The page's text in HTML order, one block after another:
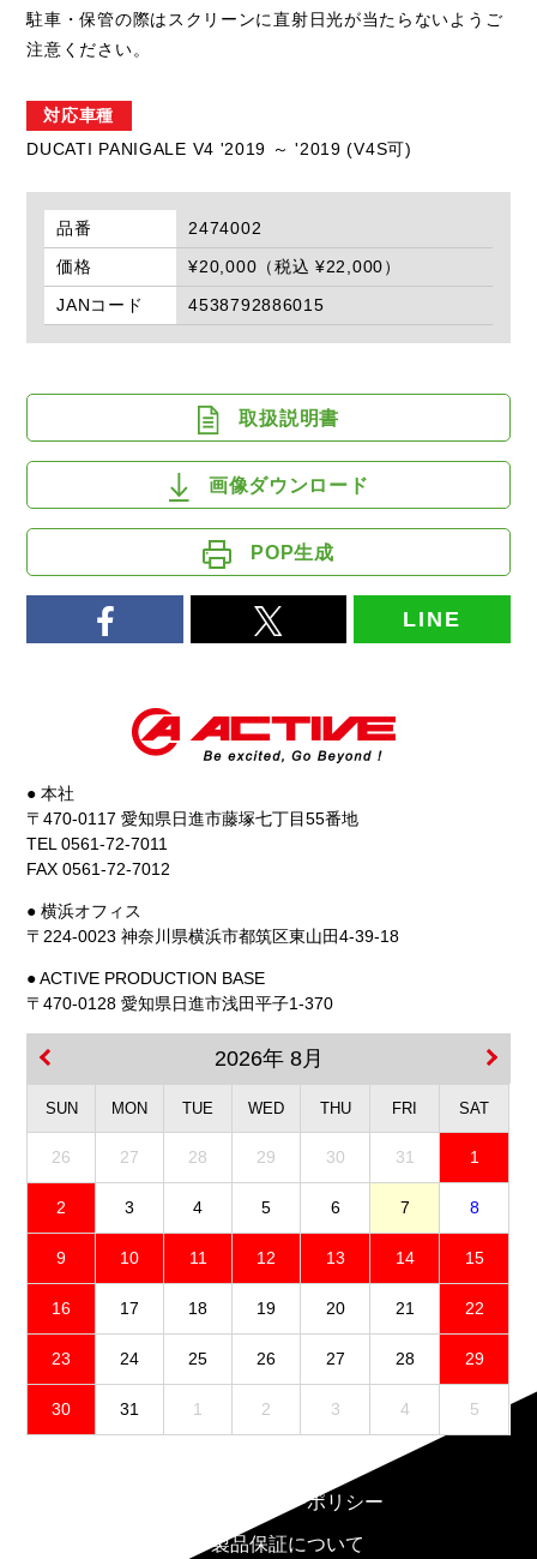
駐車・保管の際はスクリーンに直射日光が当たらないようご
注意ください。
対応車種
DUCATI PANIGALE V4 '2019 ～ '2019 (V4S可)
品番
2474002
価格
¥20,000（税込 ¥22,000）
JANコード
4538792886015
取扱説明書
画像ダウンロード
POP生成
LINE
● 本社
〒470-0117 愛知県日進市藤塚七丁目55番地
TEL 0561-72-7011
FAX 0561-72-7012
● 横浜オフィス
〒224-0023 神奈川県横浜市都筑区東山田4-39-18
● ACTIVE PRODUCTION BASE
〒470-0128 愛知県日進市浅田平子1-370
2026年 8月
SUN MON TUE WED THU FRI SAT
26 27 28 29 30 31 1
2 3 4 5 6 7 8
9 10 11 12 13 14 15
16 17 18 19 20 21 22
23 24 25 26 27 28 29
30 31 1 2 3 4 5
プライバシーポリシー
製品保証について